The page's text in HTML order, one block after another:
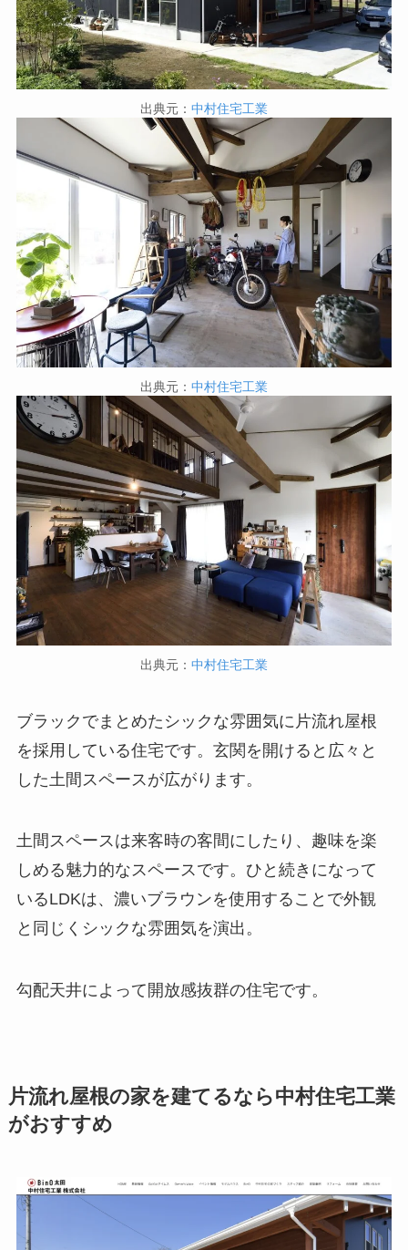
出典元： 中村住宅工業
出典元： 中村住宅工業
出典元： 中村住宅工業
ブラックでまとめたシックな雰囲気に片流れ屋根
を採用している住宅です。玄関を開けると広々と
した土間スペースが広がります。
土間スペースは来客時の客間にしたり、趣味を楽
しめる魅力的なスペースです。ひと続きになって
いるLDKは、濃いブラウンを使用することで外観
と同じくシックな雰囲気を演出。
勾配天井によって開放感抜群の住宅です。
片流れ屋根の家を建てるなら中村住宅工業
がおすすめ